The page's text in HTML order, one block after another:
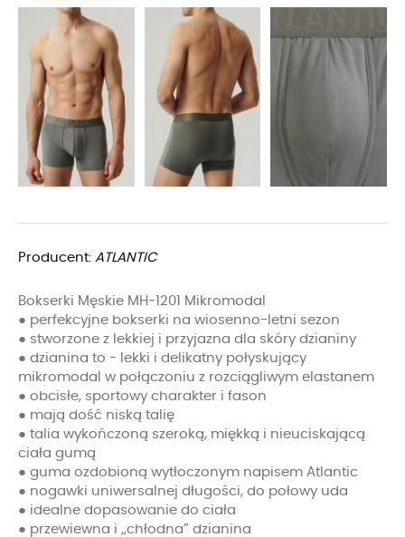
Producent: ATLANTIC
Bokserki Męskie MH-1201 Mikromodal
● perfekcyjne bokserki na wiosenno-letni sezon
● stworzone z lekkiej i przyjazna dla skóry dzianiny
● dzianina to - lekki i delikatny połyskujący
mikromodal w połączoniu z rozciągliwym elastanem
● obcisłe, sportowy charakter i fason
● mają dość niską talię
● talia wykończoną szeroką, miękką i nieuciskającą
ciała gumą
● guma ozdobioną wytłoczonym napisem Atlantic
● nogawki uniwersalnej długości, do połowy uda
● idealne dopasowanie do ciała
● przewiewna i „chłodna” dzianina